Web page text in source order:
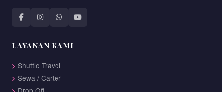
LAYANAN KAMI
Shuttle Travel
Sewa / Carter
Drop Off